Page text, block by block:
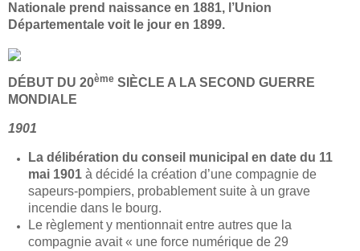
Nationale prend naissance en 1881, l’Union
Départementale voit le jour en 1899.
DÉBUT DU 20ème SIÈCLE A LA SECOND GUERRE
MONDIALE
1901
La délibération du conseil municipal en date du 11
mai 1901 à décidé la création d’une compagnie de
sapeurs-pompiers, probablement suite à un grave
incendie dans le bourg.
Le règlement y mentionnait entre autres que la
compagnie avait « une force numérique de 29